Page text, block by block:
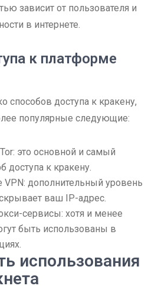
зависит от пользователя и
в интернете.
к платформе
способов доступа к кракену,
популярные следующие:
это основной и самый
доступа к кракену.
VPN: дополнительный уровень
ваш IP-адрес.
сервисы: хотя и менее
быть использованы в
использования